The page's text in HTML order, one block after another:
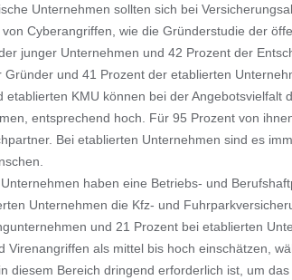
Unternehmen sollten sich bei
Cyberangriffen, wie die Gründerstudie der
junger Unternehmen und 42 Prozent der
und 41 Prozent der etablierten
KMU können bei der
entsprechend hoch. Für 95 Prozent von
Bei etablierten Unternehmen sind es
haben eine Betriebs- und
Unternehmen die Kfz- und
und 21 Prozent bei etablierten
als mittel bis hoch einschätzen,
diesem Bereich dringend erforderlich ist, um